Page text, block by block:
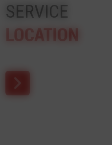
SERVICE
LOCATION